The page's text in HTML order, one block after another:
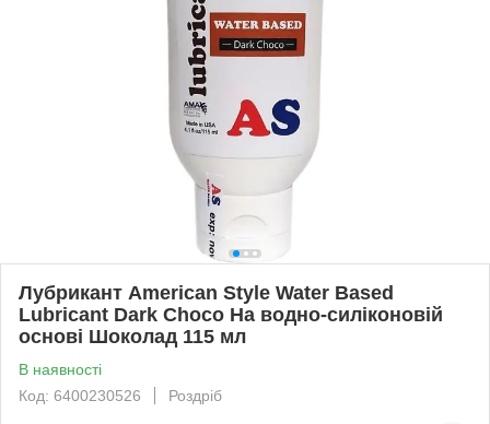
Лубрикант American Style Water Based
Lubricant Dark Choco На водно-силіконовій
основі Шоколад 115 мл
В наявності
Код: 6400230526
Роздріб